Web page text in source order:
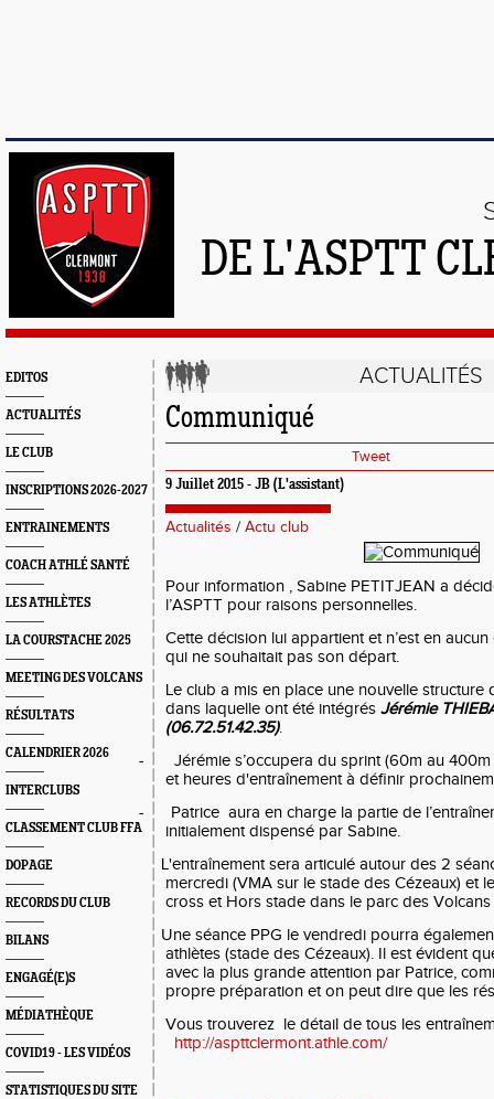
DE L'ASPTT
EDITOS
ACTUALITÉS
LE CLUB
INSCRIPTIONS 2026-2027
ENTRAINEMENTS
COACH ATHLÉ SANTÉ
LES ATHLÈTES
LA COURSTACHE 2025
MEETING DES VOLCANS
RÉSULTATS
CALENDRIER 2026
INTERCLUBS
CLASSEMENT CLUB FFA
DOPAGE
RECORDS DU CLUB
BILANS
ENGAGÉ(E)S
MÉDIATHÈQUE
COVID19 - LES VIDÉOS
STATISTIQUES DU SITE
ACTUALITÉS
Communiqué
Tweet
9 Juillet 2015 - JB (L'assistant)
Actualités / Actu club
Pour information , Sabine PETITJEAN a
l’ASPTT pour raisons personnelles.
Cette décision lui appartient et n’est en
qui ne souhaitait pas son départ.
Le club a mis en place une nouvelle structure
dans laquelle ont été intégrés Jérémie
(06.72.51.42.35).
-
Jérémie s’occupera du sprint (60m au
et heures d'entraînement à définir
-
Patrice aura en charge la partie de
initialement dispensé par Sabine.
L'entraînement sera articulé autour des 2
mercredi (VMA sur le stade des Cézeaux) et
cross et Hors stade dans le parc des
Une séance PPG le vendredi pourra
athlètes (stade des Cézeaux). Il est évident
avec la plus grande attention par Patrice,
propre préparation et on peut dire que les
Vous trouverez le détail de tous les
http://aspttclermont.athle.com/